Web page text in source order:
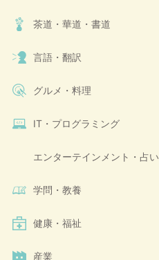
茶道・華道・書道
言語・翻訳
グルメ・料理
IT・プログラミング
エンターテインメント・占い
学問・教養
健康・福祉
産業